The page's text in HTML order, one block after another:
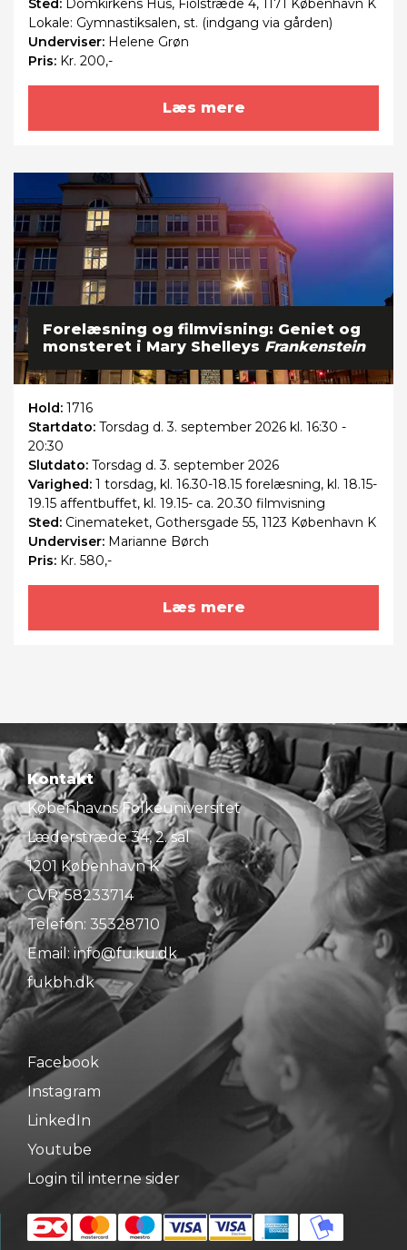
Sted: Domkirkens Hus, Fiolstræde 4, 1171 København K
Lokale: Gymnastiksalen, st. (indgang via gården)
Underviser: Helene Grøn
Pris: Kr. 200,-
Læs mere
Forelæsning og filmvisning: Geniet og
monsteret i Mary Shelleys Frankenstein
Hold: 1716
Startdato: Torsdag d. 3. september 2026 kl. 16:30 -
20:30
Slutdato: Torsdag d. 3. september 2026
Varighed: 1 torsdag, kl. 16.30-18.15 forelæsning, kl. 18.15-
19.15 affentbuffet, kl. 19.15- ca. 20.30 filmvisning
Sted: Cinemateket, Gothersgade 55, 1123 København K
Underviser: Marianne Børch
Pris: Kr. 580,-
Læs mere
Kontakt
Københavns Folkeuniversitet
Læderstræde 34, 2. sal
1201 København K
CVR: 58233714
Telefon: 35328710
Email: info@fu.ku.dk
fukbh.dk
Facebook
Instagram
LinkedIn
Youtube
Login til interne sider